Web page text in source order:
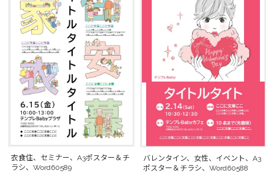
衣食住、セミナー、A3ポスター＆チ
ラシ、Word60589
バレンタイン、女性、イベント、A3
ポスター＆チラシ、Word60588